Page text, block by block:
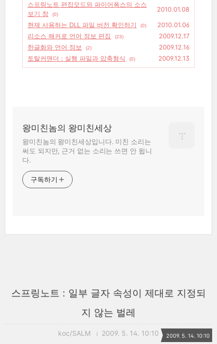
스프링노트 편집모드와 파이어폭스의 소스
보기 창
(0)
2010.01.08
현재 사용하는 DLL 파일 버전 확인하기
(0)
2010.01.06
리소스 해커로 언어 정보 편집
(23)
2009.12.17
한글화와 언어 정보
(2)
2009.12.16
토탈커맨더 : 실행 파일과 압축형식
(0) 2009.12.13
왕미친놈의 왕미친세상
왕미친놈의 왕미친세상입니다. 미친 소리는
써도 되지만, 근거 없는 소리는 쓰면 안 됩니
다.
구독하기
스프링노트 : 일부 글자 속성이 제대로 지정되
지 않는 벌레
koc/SALM 2009. 5. 14. 10:10 2009. 5. 14. 10:10